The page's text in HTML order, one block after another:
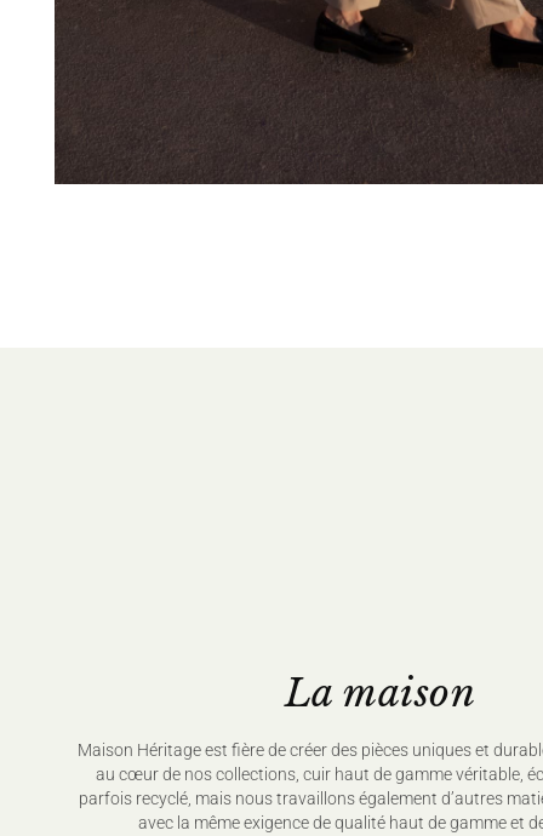
La maison
Maison Héritage est fière de créer des pièces uniques et
au cœur de nos collections, cuir haut de gamme véritable,
parfois recyclé, mais nous travaillons également d’autres
avec la même exigence de qualité haut de gamme et